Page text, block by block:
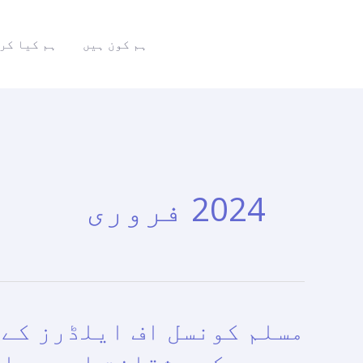
ہم کون ہیں ہم کیا
2024 فروری
مسلم کونسل اف ایلڈرز